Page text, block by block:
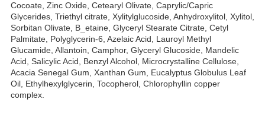
Cocoate, Zinc Oxide, Cetearyl Olivate, Caprylic/Capric
Glycerides, Triethyl citrate, Xylitylglucoside, Anhydroxylitol, Xylitol,
Sorbitan Olivate, B_etaine, Glyceryl Stearate Citrate, Cetyl
Palmitate, Polyglycerin-6, Azelaic Acid, Lauroyl Methyl
Glucamide, Allantoin, Camphor, Glyceryl Glucoside, Mandelic
Acid, Salicylic Acid, Benzyl Alcohol, Microcrystalline Cellulose,
Acacia Senegal Gum, Xanthan Gum, Eucalyptus Globulus Leaf
Oil, Ethylhexylglycerin, Tocopherol, Chlorophyllin copper
complex.